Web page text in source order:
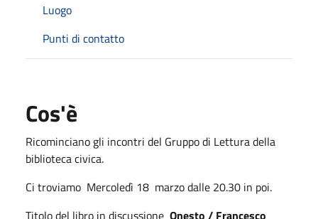
Luogo
Punti di contatto
Cos'è
Ricominciano gli incontri del Gruppo di Lettura della
biblioteca civica.
Ci troviamo Mercoledì 18 marzo dalle 20.30 in poi.
Titolo del libro in discussione Onesto / Francesco